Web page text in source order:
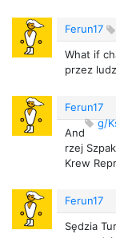
Ferun17
What if
przez
Ferun17
g/
And
rzej
Krew
Ferun17
Sędzia